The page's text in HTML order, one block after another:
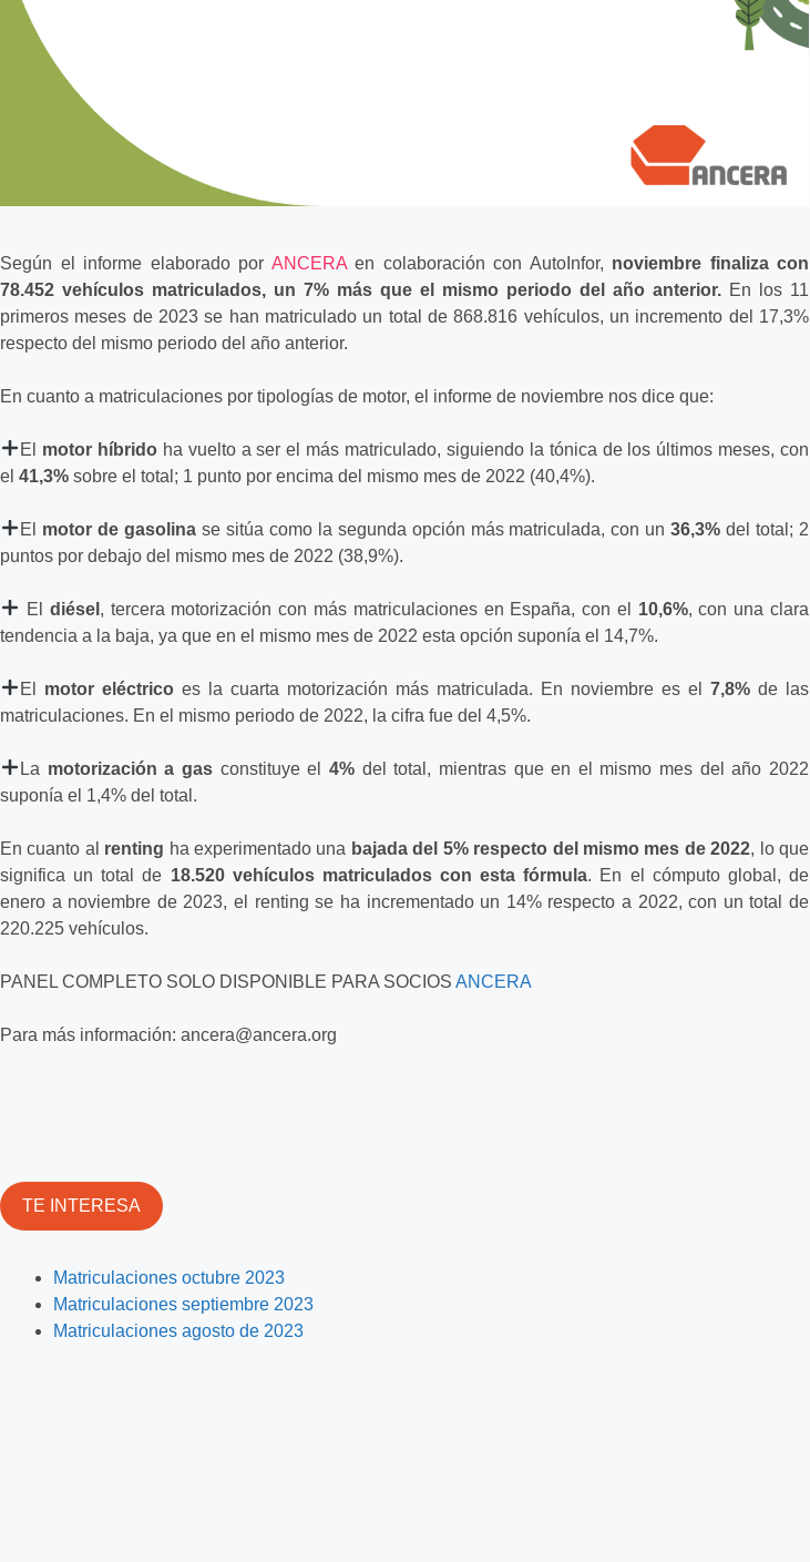
Según el informe elaborado por ANCERAen colaboración con AutoInfor, noviembre finaliza con
78.452 vehículos matriculados, un 7% más que el mismo periodo del año anterior. En los 11
primeros meses de 2023 se han matriculado un total de 868.816 vehículos, un incremento del 17,3%
respecto del mismo periodo del año anterior.
En cuanto a matriculaciones por tipologías de motor, el informe de noviembre nos dice que:
El motor híbridoha vuelto a ser el más matriculado, siguiendo la tónica de los últimos meses, con
el 41,3% sobre el total; 1 punto por encima del mismo mes de 2022 (40,4%).
El motor de gasolina se sitúa como la segunda opción más matriculada, con un36,3% del total; 2
puntos por debajo del mismo mes de 2022 (38,9%).
El diésel , tercera motorización con más matriculaciones en España, con el 10,6%, con una clara
tendencia a la baja, ya que en el mismo mes de 2022 esta opción suponía el 14,7%.
El motor eléctrico es la cuarta motorización más matriculada. En noviembre es el7,8%de las
matriculaciones. En el mismo periodo de 2022, la cifra fue del 4,5%.
La motorización a gas constituye el4% del total, mientras que en el mismo mes del año 2022
suponía el 1,4% del total.
En cuanto al renting ha experimentado una bajada del 5% respecto del mismo mes de 2022, lo que
significa un total de 18.520 vehículos matriculados con esta fórmula. En el cómputo global, de
enero a noviembre de 2023, el renting se ha incrementado un 14% respecto a 2022, con un total de
220.225 vehículos.
PANEL COMPLETO SOLO DISPONIBLE PARA SOCIOS ANCERA
Para más información: ancera@ancera.org
TE INTERESA
Matriculaciones octubre 2023
Matriculaciones septiembre 2023
Matriculaciones agosto de 2023